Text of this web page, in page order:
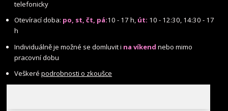
telefonicky
Otevírací doba: po, st, čt, pá:10 - 17 h, út: 10 - 12:30, 14:30 - 17
h
Individuálně je možné se domluvit i na víkend nebo mimo
pracovní dobu
Veškerépodrobnosti o zkoušce